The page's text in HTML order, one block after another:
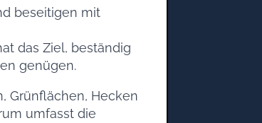
beseitigen mit
das Ziel, beständig
genügen.
Grünflächen, Hecken
umfasst die